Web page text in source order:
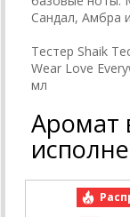
Сандал, Амбра
Тестер Shaik
Wear Love
мл
Аромат